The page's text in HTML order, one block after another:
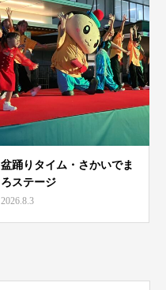
盆踊りタイム・さかいでま
ろステージ
2026.8.3